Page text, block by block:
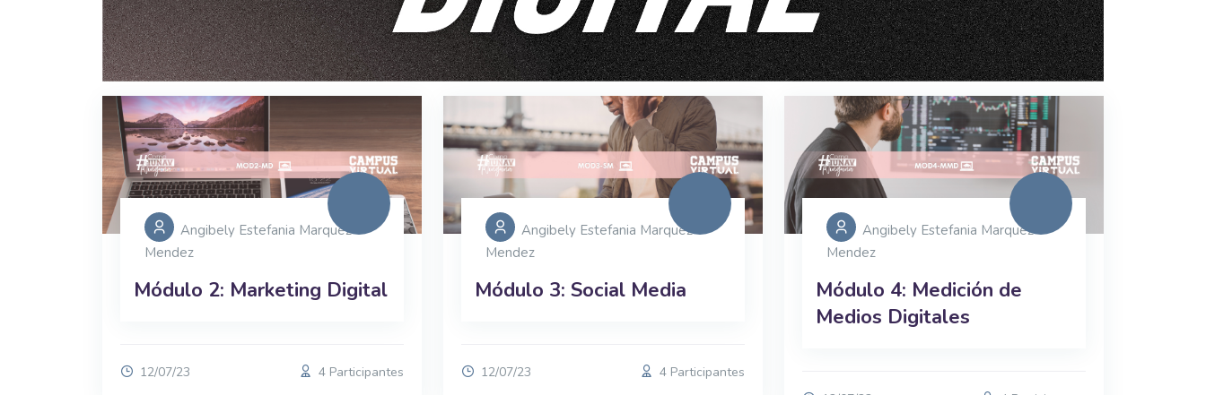
Angibely Estefania Marquez
Mendez
Módulo 2: Marketing Digital
12/07/23 4 Participantes
Angibely Estefania Marquez
Mendez
Módulo 3: Social Media
12/07/23 4 Participantes
Angibely Estefania Marquez
Mendez
Módulo 4: Medición de
Medios Digitales